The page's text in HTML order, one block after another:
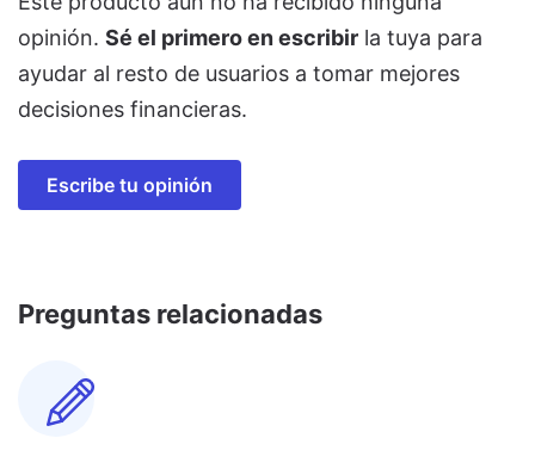
opinión. Sé el primero en escribir la tuya para
ayudar al resto de usuarios a tomar mejores
decisiones financieras.
Escribe tu opinión
Preguntas relacionadas